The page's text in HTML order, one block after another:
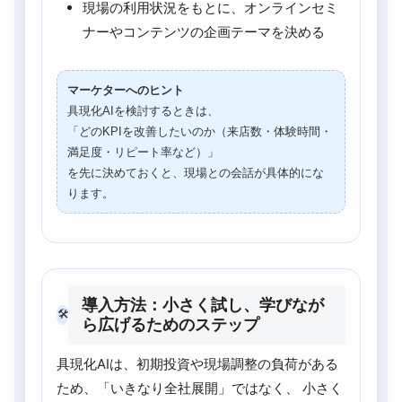
現場の利用状況をもとに、オンラインセミ
ナーやコンテンツの企画テーマを決める
マーケターへのヒント
具現化AIを検討するときは、
「どのKPIを改善したいのか（来店数・体験時間・
満足度・リピート率など）」
を先に決めておくと、現場との会話が具体的にな
ります。
🛠
導入方法：小さく試し、学びなが
ら広げるためのステップ
具現化AIは、初期投資や現場調整の負荷がある
ため、「いきなり全社展開」ではなく、 小さく